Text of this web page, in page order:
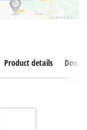
Product details